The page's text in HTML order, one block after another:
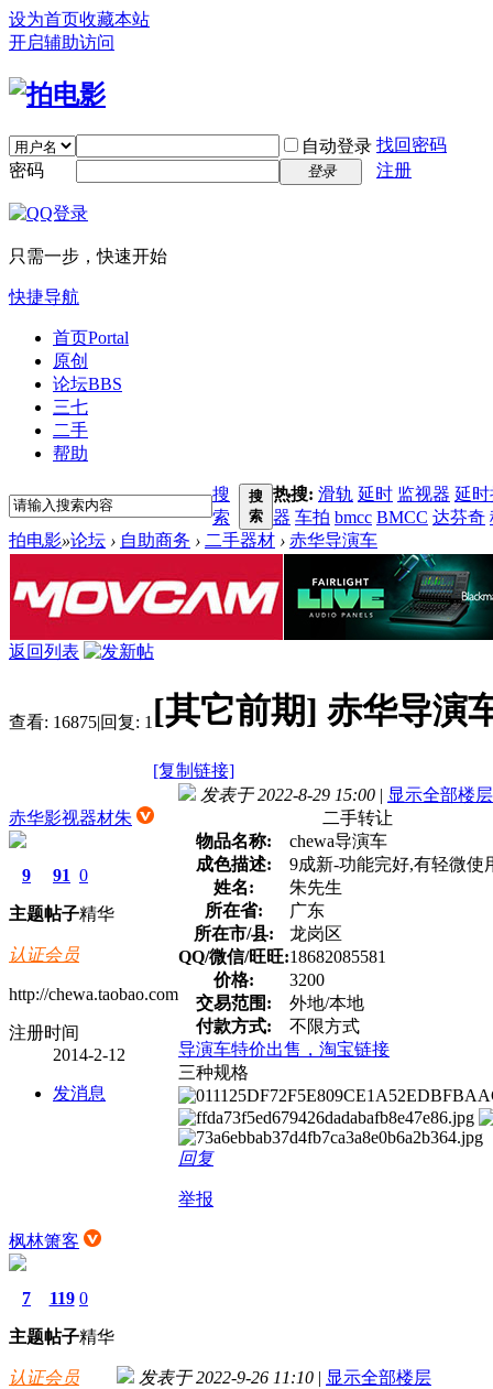
设为首页收藏本站
开启辅助访问
自动登录 找回密码
密码
登录 注册
只需一步，快速开始
快捷导航
首页Portal
原创
论坛BBS
三七
二手
帮助
搜
索
搜
索
热搜: 滑轨 延时 监视器 延
器 车拍 bmcc BMCC 达芬奇
拍电影»论坛 › 自助商务 › 二手器材 › 赤华导演车
返回列表
查看: 16875|回复: 1 [其它前期] 赤华导演
[复制链接]
赤华影视器材朱
9
主题
91
帖子
0
精华
认证会员
http://chewa.taobao.com
注册时间
2014-2-12
发消息
发表于 2022-8-29 15:00 | 显示全部楼层
二手转让
物品名称:
chewa导演车
成色描述:
9成新-功能完好,有轻微使
姓名:
朱先生
所在省:
广东
所在市/县:
龙岗区
QQ/微信/旺旺:18682085581
价格:
3200
交易范围:
外地/本地
付款方式:
不限方式
导演车特价出售，淘宝链接
三种规格
回复
举报
枫林箫客
7
主题
119
帖子
0
精华
认证会员 发表于 2022-9-26 11:10 | 显示全部楼层